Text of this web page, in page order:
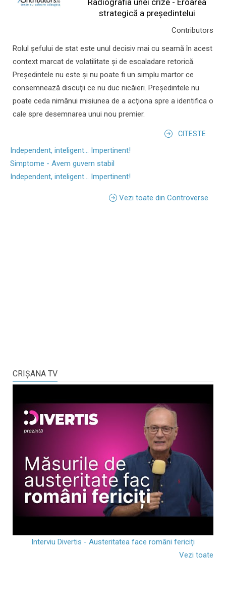
Radiografia unei crize - Eroarea
strategică a președintelui
Contributors
Rolul şefului de stat este unul decisiv mai cu seamă în acest
context marcat de volatilitate şi de escaladare retorică.
Preşedintele nu este şi nu poate fi un simplu martor ce
consemnează discuţii ce nu duc nicăieri. Preşedintele nu
poate ceda nimănui misiunea de a acţiona spre a identifica o
cale spre desemnarea unui nou premier.
CITESTE
Independent, inteligent... Impertinent!
Simptome - Avem guvern stabil
Independent, inteligent... Impertinent!
Vezi toate din Controverse
CRIŞANA TV
Interviu Divertis - Austeritatea face români fericiți
Vezi toate